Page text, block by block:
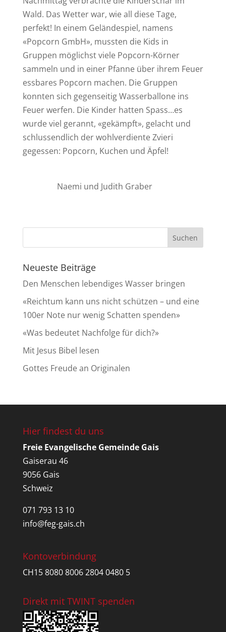
Wald. Das Wetter war, wie all diese Tage,
perfekt! In einem Geländespiel, namens
«Popcorn GmbH», mussten die Kids in
Gruppen möglichst viele Popcorn-Körner
sammeln und in einer Pfanne über ihrem Feuer
essbares Popcorn machen. Die Gruppen
konnten sich gegenseitig Wasserballone ins
Feuer werfen. Die Kinder hatten Spass…es
wurde viel gerannt, «gekämpft», gelacht und
schlussendlich der wohlverdiente Zvieri
gegessen: Popcorn, Kuchen und Äpfel!
Naemi und Judith Graber
Neueste Beiträge
Den Menschen lebendiges Wasser bringen
«Reichtum kann uns nicht schützen – und eine
100er Note nur wenig Schatten spenden»
«Was bedeutet Nachfolge für dich?»
Mit Jesus Bibel lesen
Gottes Freude an Originalen
Hier findest du uns
Freie Evangelische Gemeinde Gais
Gaiserau 46
9056 Gais
Schweiz
071 793 13 10
info@feg-gais.ch
Kontoverbindung
CH15 8080 8006 2804 0480 5
Direkt mit TWINT spenden